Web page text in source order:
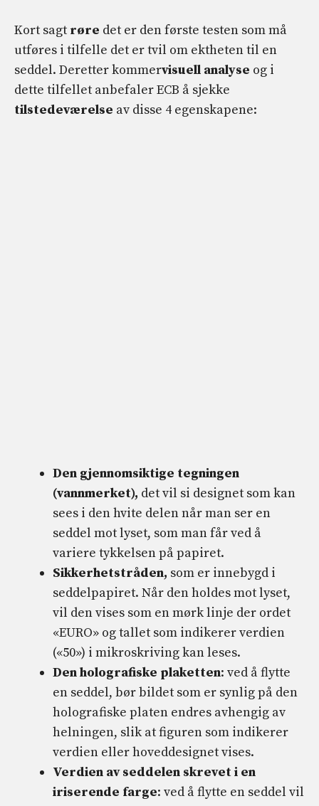
Kort sagt røre det er den første testen som må
utføres i tilfelle det er tvil om ektheten til en
seddel. Deretter kommervisuell analyse og i
dette tilfellet anbefaler ECB å sjekke
tilstedeværelse av disse 4 egenskapene:
Den gjennomsiktige tegningen
(vannmerket), det vil si designet som kan
sees i den hvite delen når man ser en
seddel mot lyset, som man får ved å
variere tykkelsen på papiret.
Sikkerhetstråden, som er innebygd i
seddelpapiret. Når den holdes mot lyset,
vil den vises som en mørk linje der ordet
«EURO» og tallet som indikerer verdien
(«50») i mikroskriving kan leses.
Den holografiske plaketten: ved å flytte
en seddel, bør bildet som er synlig på den
holografiske platen endres avhengig av
helningen, slik at figuren som indikerer
verdien eller hoveddesignet vises.
Verdien av seddelen skrevet i en
iriserende farge: ved å flytte en seddel vil